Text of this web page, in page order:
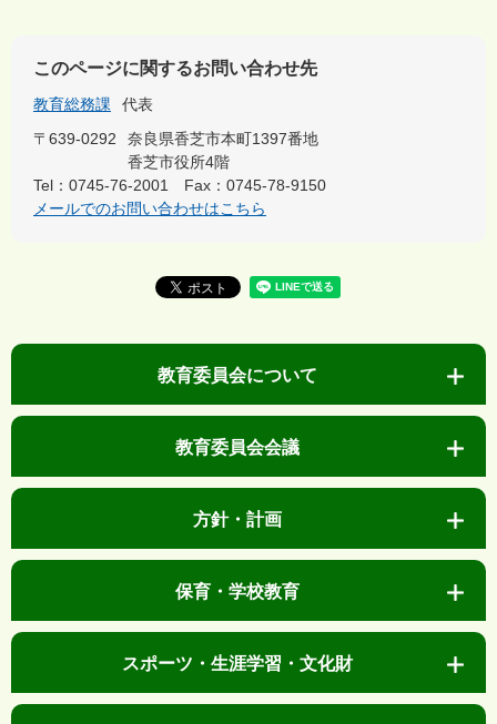
このページに関するお問い合わせ先
教育総務課
代表
〒639-0292
奈良県香芝市本町1397番地
香芝市役所4階
Tel：0745-76-2001
Fax：0745-78-9150
メールでのお問い合わせはこちら
教育委員会について
教育委員会会議
方針・計画
保育・学校教育
スポーツ・生涯学習・文化財